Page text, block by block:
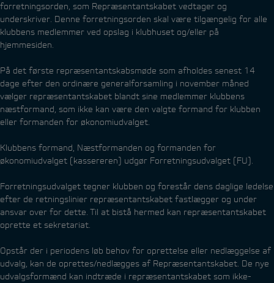
forretningsorden, som Repræsentantskabet vedtager og
underskriver. Denne forretningsorden skal være tilgængelig for alle
klubbens medlemmer ved opslag i klubhuset og/eller på
hjemmesiden.
På det første repræsentantskabsmøde som afholdes senest 14
dage efter den ordinære generalforsamling i november måned
vælger repræsentantskabet blandt sine medlemmer klubbens
næstformand, som ikke kan være den valgte formand for klubben
eller formanden for økonomiudvalget.
Klubbens formand, Næstformanden og formanden for
økonomiudvalget (kassereren) udgør Forretningsudvalget (FU).
Forretningsudvalget tegner klubben og forestår dens daglige ledelse
efter de retningslinier repræsentantskabet fastlægger og under
ansvar over for dette. Til at bistå hermed kan repræsentantskabet
oprette et sekretariat.
Opstår der i periodens løb behov for oprettelse eller nedlæggelse af
udvalg, kan de oprettes/nedlægges af Repræsentantskabet. De nye
udvalgsformænd kan indtræde i repræsentantskabet som ikke-